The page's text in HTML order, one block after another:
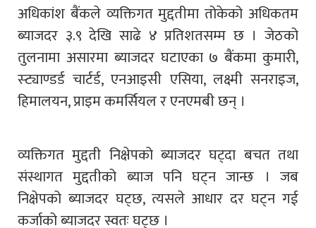
अधिकांश बैंकले व्यक्तिगत मुद्दतीमा तोकेको अधिकतम
ब्याजदर ३.९ देखि साढे ४ प्रतिशतसम्म छ । जेठको
तुलनामा असारमा ब्याजदर घटाएका ७ बैंकमा कुमारी,
स्ट्याण्डर्ड चार्टर्ड, एनआइसी एसिया, लक्ष्मी सनराइज,
हिमालयन, प्राइम कमर्सियल र एनएमबी छन् ।
व्यक्तिगत मुद्दती निक्षेपको ब्याजदर घट्दा बचत तथा
संस्थागत मुद्दतीको ब्याज पनि घट्न जान्छ । जब
निक्षेपको ब्याजदर घट्छ, त्यसले आधार दर घट्न गई
कर्जाको ब्याजदर स्वतः घट्छ ।